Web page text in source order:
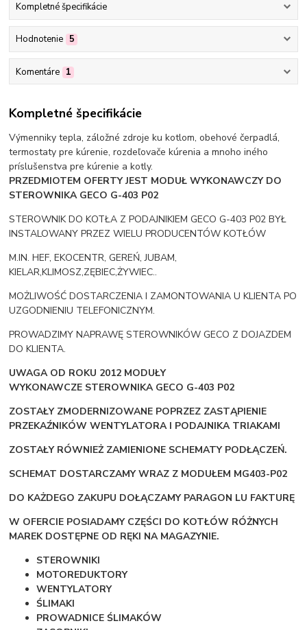
Kompletné špecifikácie
Hodnotenie 5
Komentáre 1
Kompletné špecifikácie
Výmenniky tepla, záložné zdroje ku kotlom, obehové čerpadlá,
termostaty pre kúrenie, rozdeľovače kúrenia a mnoho iného
príslušenstva pre kúrenie a kotly.
PRZEDMIOTEM OFERTY JEST MODUŁ WYKONAWCZY DO
STEROWNIKA GECO G-403 P02
STEROWNIK DO KOTŁA Z PODAJNIKIEM GECO G-403 P02 BYŁ
INSTALOWANY PRZEZ WIELU PRODUCENTÓW KOTŁÓW
M.IN. HEF, EKOCENTR, GEREŃ, JUBAM,
KIELAR,KLIMOSZ,ZĘBIEC,ŻYWIEC..
MOŻLIWOŚĆ DOSTARCZENIA I ZAMONTOWANIA U KLIENTA PO
UZGODNIENIU TELEFONICZNYM.
PROWADZIMY NAPRAWĘ STEROWNIKÓW GECO Z DOJAZDEM
DO KLIENTA.
UWAGA OD ROKU 2012 MODUŁY
WYKONAWCZE STEROWNIKA GECO G-403 P02
ZOSTAŁY ZMODERNIZOWANE POPRZEZ ZASTĄPIENIE
PRZEKAŹNIKÓW WENTYLATORA I PODAJNIKA TRIAKAMI
ZOSTAŁY RÓWNIEŻ ZAMIENIONE SCHEMATY PODŁĄCZEŃ.
SCHEMAT DOSTARCZAMY WRAZ Z MODUŁEM MG403-P02
DO KAŻDEGO ZAKUPU DOŁĄCZAMY PARAGON LU FAKTURĘ
W OFERCIE POSIADAMY CZĘŚCI DO KOTŁÓW RÓŻNYCH
MAREK DOSTĘPNE OD RĘKI NA MAGAZYNIE.
STEROWNIKI
MOTOREDUKTORY
WENTYLATORY
ŚLIMAKI
PROWADNICE ŚLIMAKÓW